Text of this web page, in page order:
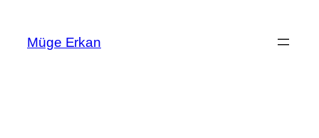
content
Müge Erkan